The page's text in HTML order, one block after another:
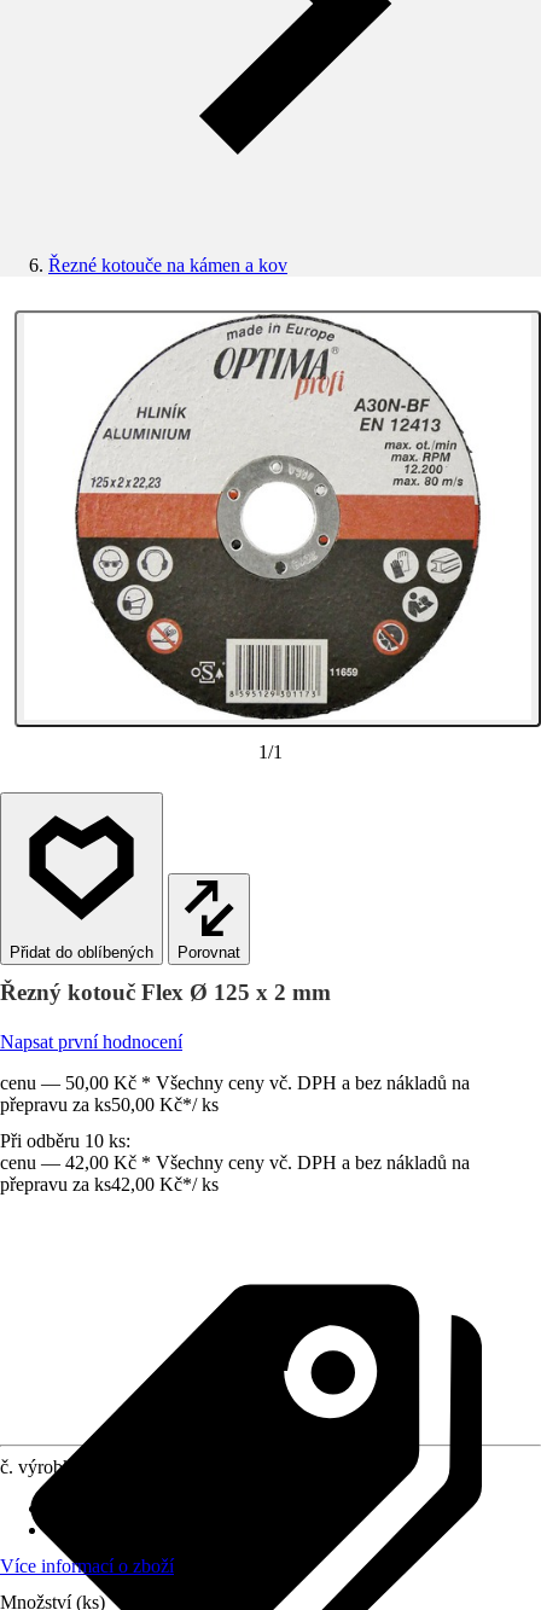
Řezné kotouče na kámen a kov
1/1
Porovnat
Řezný kotouč Flex Ø 125 x 2 mm
Napsat první hodnocení
cenu — 50,00 Kč * Všechny ceny vč. DPH a bez nákladů na
přepravu za ks50,00 Kč*/ ks
Při odběru 10 ks:
cenu — 42,00 Kč * Všechny ceny vč. DPH a bez nákladů na
přepravu za ks42,00 Kč*/ ks
č. výrobku
Více informací o zboží
Množství (ks)